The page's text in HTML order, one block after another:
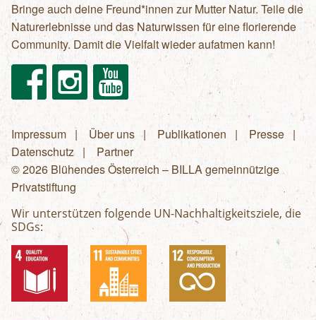
Bringe auch deine Freund*innen zur Mutter Natur. Teile die
Naturerlebnisse und das Naturwissen für eine florierende
Community. Damit die Vielfalt wieder aufatmen kann!
FacebookInstagram Youtube
Fußzeilenmenü
Impressum Über uns Publikationen
Presse
Datenschutz
Partner
© 2026 Blühendes Österreich – BILLA gemeinnützige
Privatstiftung
Wir unterstützen folgende UN-Nachhaltigkeitsziele, die
SDGs: